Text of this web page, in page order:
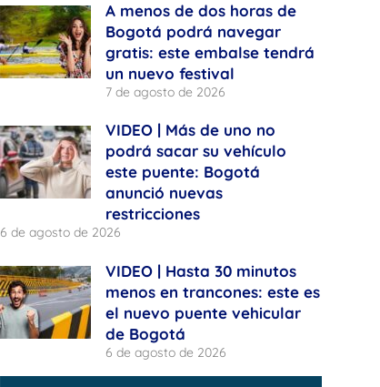
A menos de dos horas de
Bogotá podrá navegar
gratis: este embalse tendrá
un nuevo festival
7 de agosto de 2026
VIDEO | Más de uno no
podrá sacar su vehículo
este puente: Bogotá
anunció nuevas
restricciones
6 de agosto de 2026
VIDEO | Hasta 30 minutos
menos en trancones: este es
el nuevo puente vehicular
de Bogotá
6 de agosto de 2026